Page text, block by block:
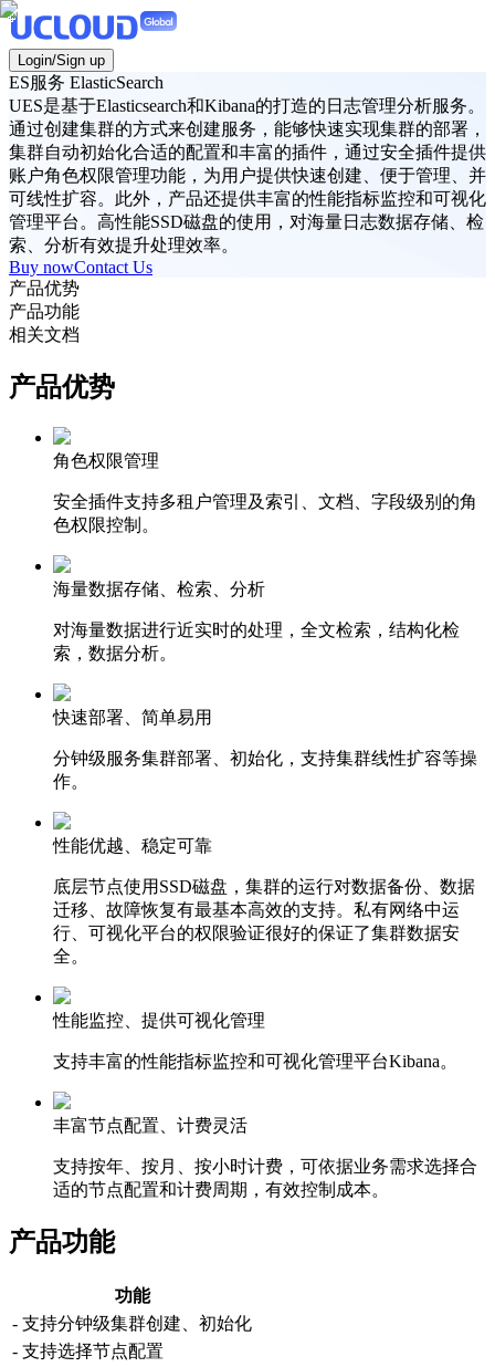
Login/Sign up
ES服务 ElasticSearch
UES是基于Elasticsearch和Kibana的打造的日志管理分析服务。
通过创建集群的方式来创建服务，能够快速实现集群的部署，
集群自动初始化合适的配置和丰富的插件，通过安全插件提供
账户角色权限管理功能，为用户提供快速创建、便于管理、并
可线性扩容。此外，产品还提供丰富的性能指标监控和可视化
管理平台。高性能SSD磁盘的使用，对海量日志数据存储、检
索、分析有效提升处理效率。
Buy nowContact Us
产品优势
产品功能
相关文档
产品优势
角色权限管理
安全插件支持多租户管理及索引、文档、字段级别的角
色权限控制。
海量数据存储、检索、分析
对海量数据进行近实时的处理，全文检索，结构化检
索，数据分析。
快速部署、简单易用
分钟级服务集群部署、初始化，支持集群线性扩容等操
作。
性能优越、稳定可靠
底层节点使用SSD磁盘，集群的运行对数据备份、数据
迁移、故障恢复有最基本高效的支持。私有网络中运
行、可视化平台的权限验证很好的保证了集群数据安
全。
性能监控、提供可视化管理
支持丰富的性能指标监控和可视化管理平台Kibana。
丰富节点配置、计费灵活
支持按年、按月、按小时计费，可依据业务需求选择合
适的节点配置和计费周期，有效控制成本。
产品功能
功能
- 支持分钟级集群创建、初始化
- 支持选择节点配置